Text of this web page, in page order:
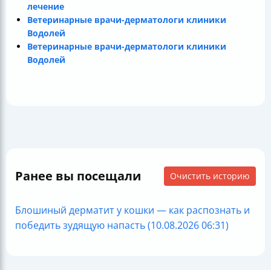
лечение
Ветеринарные врачи-дерматологи клиники
Водолей
Ветеринарные врачи-дерматологи клиники
Водолей
Ранее вы посещали Очистить историю
Блошиный дерматит у кошки — как распознать и
победить зудящую напасть (10.08.2026 06:31)